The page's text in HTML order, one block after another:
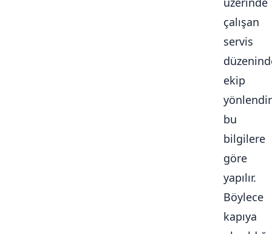
çalışan
servis
ekip
bu
bilgilere
göre
yapılır.
Böylece
kapıya